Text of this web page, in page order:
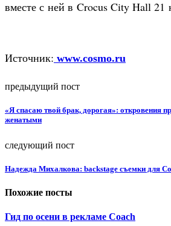
вместе с ней в Crocus City Hall 21
Источник: www.cosmo.ru
предыдущий пост
«Я спасаю твой брак, дорогая»: откровения
женатыми
следующий пост
Надежда Михалкова: backstage съемки для
Похожие посты
Гид по осени в рекламе Coach